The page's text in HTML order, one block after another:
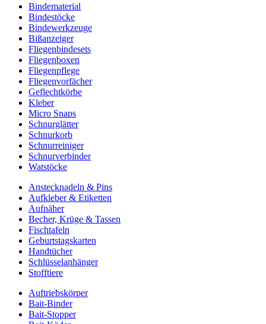
Bindematerial
Bindestöcke
Bindewerkzeuge
Bißanzeiger
Fliegenbindesets
Fliegenboxen
Fliegenpflege
Fliegenvorfächer
Geflechtkörbe
Kleber
Micro Snaps
Schnurglätter
Schnurkorb
Schnurreiniger
Schnurverbinder
Watstöcke
Anstecknadeln & Pins
Aufkleber & Etiketten
Aufnäher
Becher, Krüge & Tassen
Fischtafeln
Geburtstagskarten
Handtücher
Schlüsselanhänger
Stofftiere
Auftriebskörper
Bait-Binder
Bait-Stopper